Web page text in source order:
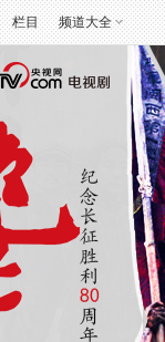
栏目 频道大全